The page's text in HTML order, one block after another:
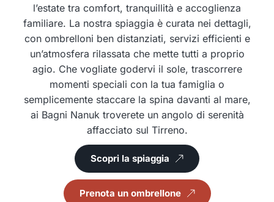
l’estate tra comfort, tranquillità e accoglienza
familiare. La nostra spiaggia è curata nei dettagli,
con ombrelloni ben distanziati, servizi efficienti e
un’atmosfera rilassata che mette tutti a proprio
agio. Che vogliate godervi il sole, trascorrere
momenti speciali con la tua famiglia o
semplicemente staccare la spina davanti al mare,
ai Bagni Nanuk troverete un angolo di serenità
affacciato sul Tirreno.
Scopri la spiaggia
Prenota un ombrellone